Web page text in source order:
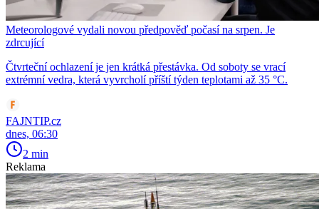
Meteorologové vydali novou předpověď počasí na srpen. Je
zdrcující
Čtvrteční ochlazení je jen krátká přestávka. Od soboty se vrací
extrémní vedra, která vyvrcholí příští týden teplotami až 35 °C.
FAJNTIP.cz
dnes, 06:30
2 min
Reklama